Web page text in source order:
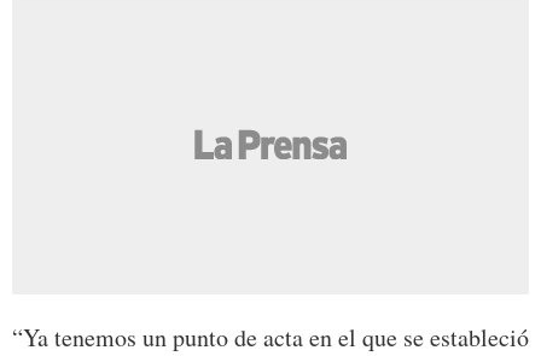
“Ya tenemos un punto de acta en el que se estableció